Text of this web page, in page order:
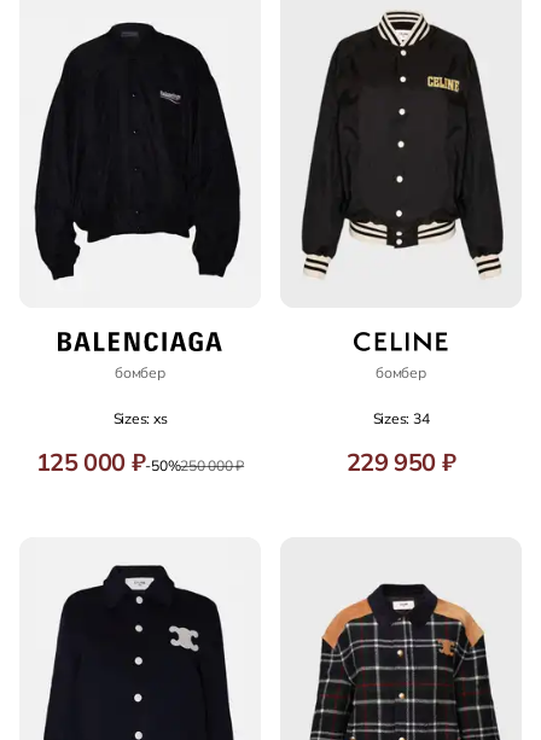
бомбер
Sizes: xs
125 000 ₽-50%250 000 ₽
бомбер
Sizes: 34
229 950 ₽